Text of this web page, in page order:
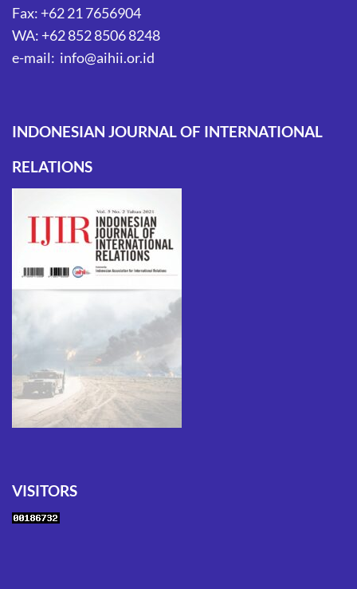
Fax: +62 21 7656904
WA: +62 852 8506 8248
e-mail: info@aihii.or.id
INDONESIAN JOURNAL OF INTERNATIONAL
RELATIONS
VISITORS